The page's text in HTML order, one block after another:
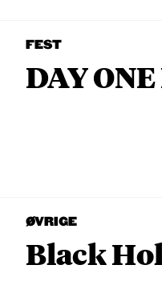
FEST
DAY
ØVRIGE
Black